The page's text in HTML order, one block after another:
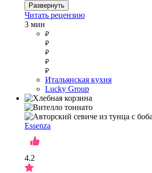
Развернуть
Читать рецензию
3 мин
Итальянская кухня
Lucky Group
Essenza
4.2